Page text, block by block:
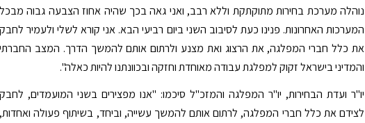
נוהלה מערכת בחירות מתוקתקת וללא רבב, ואני גאה בכך שהיה אחוז הצבעה גבוה מבכל
המערכות האחרונות. פנינו כעת לסיבוב השני ביום רביעי הבא. אני קורא לשלי ולעמיר לחבק
את כלל חברי המפלגה, את הרצוג ואת מצנע ולרתום אותם להמשך הדרך. המצב החברתי
והמדיני בישראל זקוק למפלגת עבודה מאוחדת וחזקה ובכוונתנו להיות כאלה".
יו"ר ועדת הבחירות, יו"ר המפלגה והמזכ"ל סיכמו: "אנו מפצירים בשני המועמדים, לחבק
לצידם את כלל חברי המפלגה, לרתום אותם להמשך עשייה, וביחד, בשיתוף פעולה ואחדות,